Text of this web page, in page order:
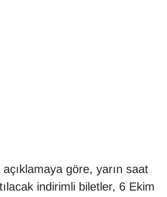
göre, yarın saat
indirimli biletler, 6 Ekim